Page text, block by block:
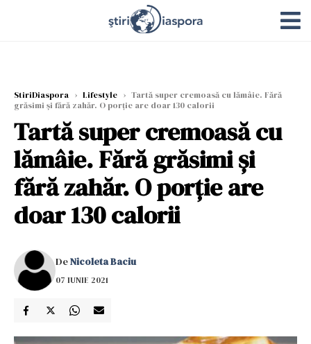
StiriDiaspora › Lifestyle › Tartă super cremoasă cu lămâie. Fără
grăsimi și fără zahăr. O porție are doar 130 calorii
Tartă super cremoasă cu
lămâie. Fără grăsimi și
fără zahăr. O porție are
doar 130 calorii
DeNicoleta Baciu
07 IUNIE 2021